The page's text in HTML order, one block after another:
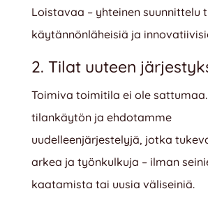
Loistavaa – yhteinen suunnittelu
käytännönläheisiä ja
2. Tilat uuteen
Toimiva toimitila ei ole
tilankäytön ja ehdotamme
uudelleenjärjestelyjä, jotka
arkea ja työnkulkuja – ilman
kaatamista tai uusia väliseiniä.